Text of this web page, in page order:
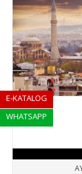
E-KATALOG
WHATSAPP